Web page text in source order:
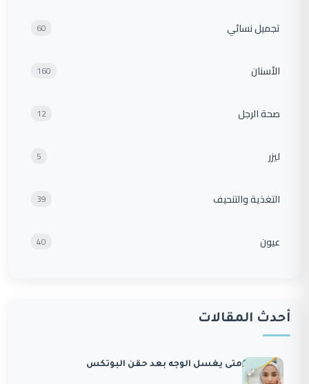
تجميل نسائي 60
الأسنان 160
صحة الرجل 12
ليزر 5
التغذية والتنحيف 39
عيون 40
أحدث المقالات
متى يغسل الوجه بعد حقن البوتكس